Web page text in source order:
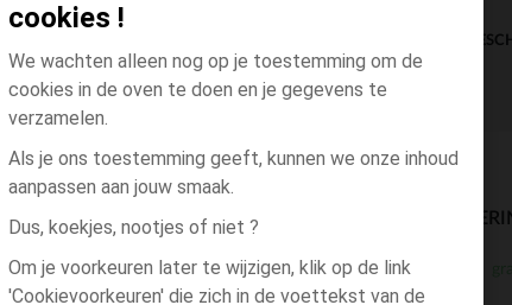
cookies !
We wachten alleen nog op je toestemming om de
cookies in de oven te doen en je gegevens te
verzamelen.
Als je ons toestemming geeft, kunnen we onze inhoud
aanpassen aan jouw smaak.
Dus, koekjes, nootjes of niet ?
Om je voorkeuren later te wijzigen, klik op de link
'Cookievoorkeuren' die zich in de voettekst van de
DIRECTE
BESCHIKBAARE
winkel levering
3 tot 10 dagen